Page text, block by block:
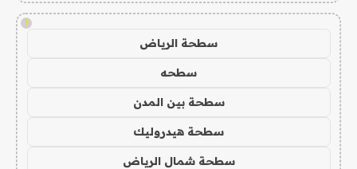
!
سطحة الرياض
سطحه
سطحة بين المدن
سطحة هيدروليك
سطحة شمال الرياض